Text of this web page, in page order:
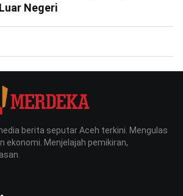
Negeri
berita seputar Aceh terkini. Mengulas
ekonomi. Menjelajah pemikiran,